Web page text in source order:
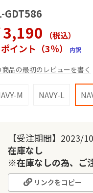
GDT586
3,190 （税込）
イント（3％） 内訳
商品の最初のレビューを書く
M NAVY-L
【受注期間】2023/
在庫なし
※在庫なしの為、ご
リンクをコピー